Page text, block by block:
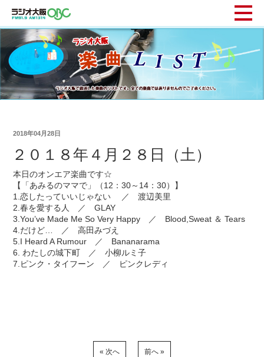
2018年04月28日
２０１８年４月２８日（土）
本日のオンエア楽曲です☆
【「あみるのママで」（12：30～14：30）】
1.恋したっていいじゃない ／ 渡辺美里
2.春を愛する人 ／ GLAY
3.You’ve Made Me So Very Happy ／ Blood,Sweat ＆ Tears
4.だけど… ／ 高田みづえ
5.I Heard A Rumour ／ Bananarama
6. わたしの城下町 ／ 小柳ルミ子
7.ピンク・タイフーン ／ ピンクレディ
« 次へ 前へ »